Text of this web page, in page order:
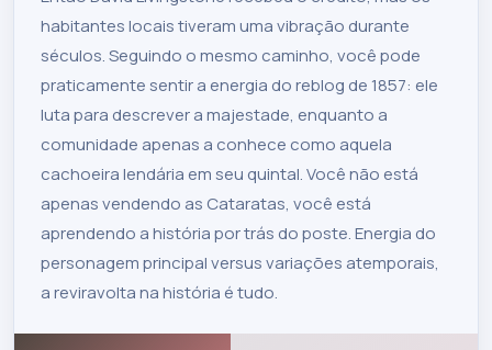
habitantes locais tiveram uma vibração durante
séculos. Seguindo o mesmo caminho, você pode
praticamente sentir a energia do reblog de 1857: ele
luta para descrever a majestade, enquanto a
comunidade apenas a conhece como aquela
cachoeira lendária em seu quintal. Você não está
apenas vendendo as Cataratas, você está
aprendendo a história por trás do poste. Energia do
personagem principal versus variações atemporais,
a reviravolta na história é tudo.